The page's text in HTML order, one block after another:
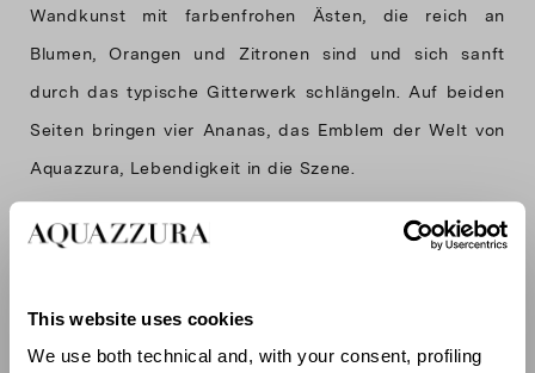
This website uses cookies
We use both technical and, with your consent, profiling
Wandkunst mit farbenfrohen Ästen, die reich an
Blumen, Orangen und Zitronen sind und sich sanft
durch das typische Gitterwerk schlängeln. Auf beiden
Seiten bringen vier Ananas, das Emblem der Welt von
Das Gartenmotiv wird auch in den Aqua-farbenen
Präsentationsflächen aufgegriffen, die mit grünen